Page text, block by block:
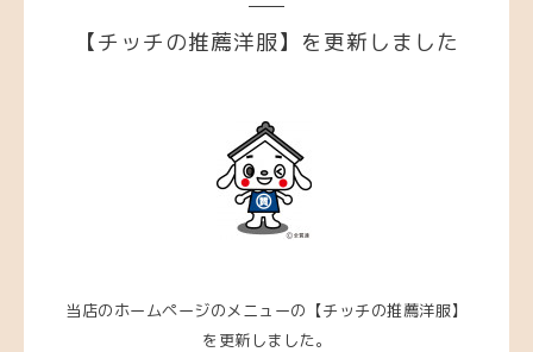
【チッチの推薦洋服】を更新しました
当店のホームページのメニューの【チッチの推薦洋服】
を更新しました。